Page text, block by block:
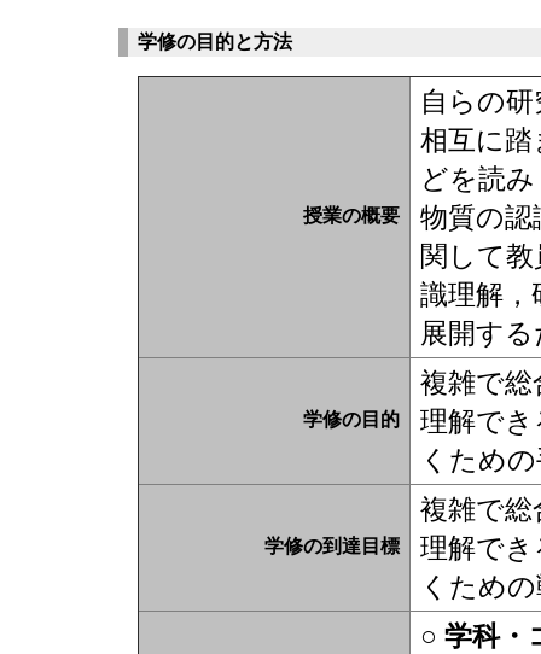
学修の目的と方法
授業の概要
自らの
相互に
どを読
物質の認
関して
識理解，
展開す
学修の目的
複雑で総
理解で
くため
学修の到達目標
複雑で総
理解で
くため
○ 学科・